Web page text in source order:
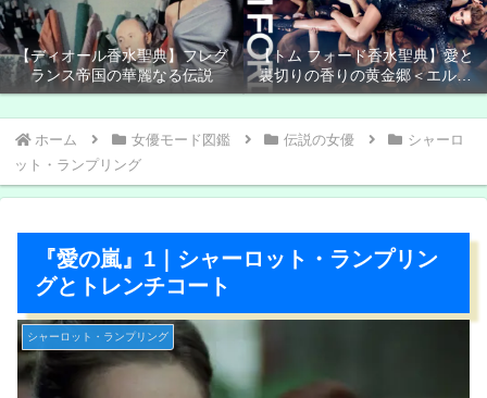
【ディオール香水聖典】フレグ
ランス帝国の華麗なる伝説
【トム フォード香水聖典】愛と
裏切りの香りの黄金郷＜エルド
ラド＞
ホーム 女優モード図鑑 伝説の女優
シャーロ
ット・ランプリング
『愛の嵐』1｜シャーロット・ランプリン
グとトレンチコート
シャーロット・ランプリング